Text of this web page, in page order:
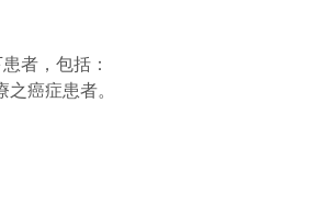
者，包括：
癌症患者。